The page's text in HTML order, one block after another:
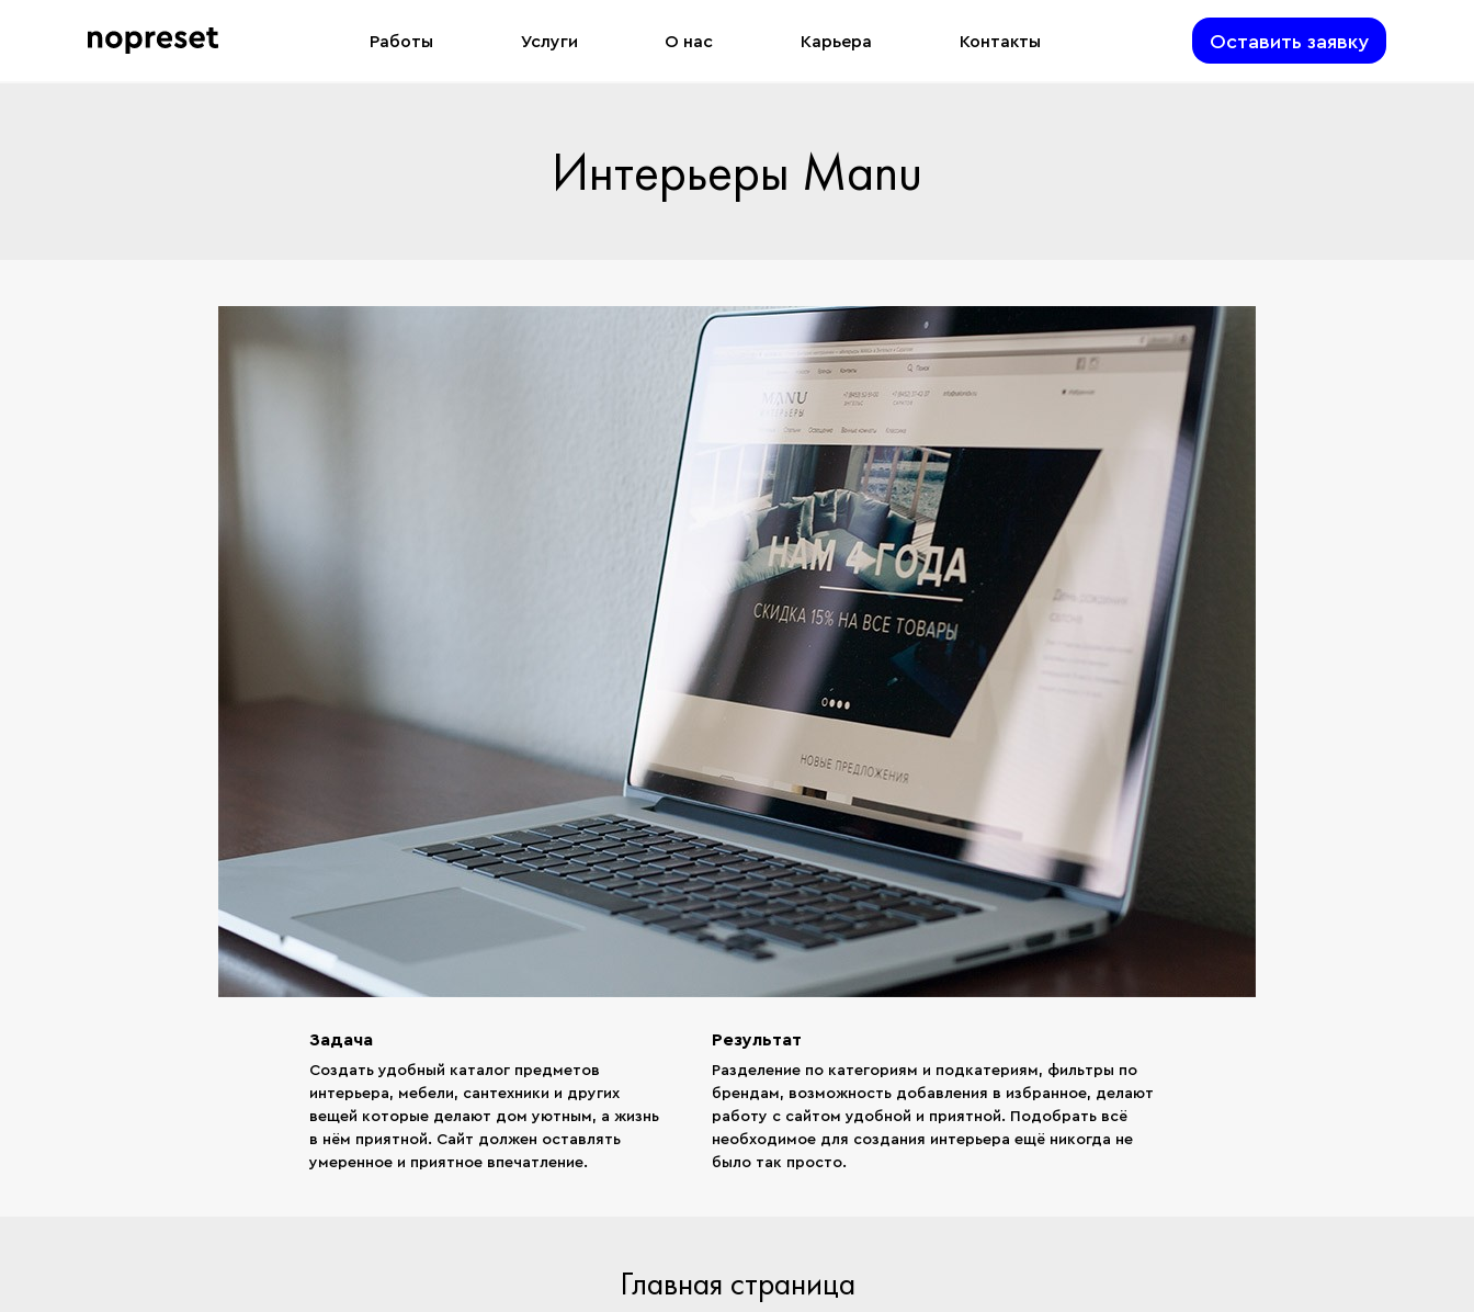
Работы Услуги О нас Карьера Контакты Оставить заявку
Интерьеры Manu
Задача
Создать удобный каталог предметов
интерьера, мебели, сантехники и других
вещей которые делают дом уютным, а жизнь
в нём приятной. Сайт должен оставлять
умеренное и приятное впечатление.
Результат
Разделение по категориям и подкатериям, фильтры по
брендам, возможность добавления в избранное, делают
работу с сайтом удобной и приятной. Подобрать всё
необходимое для создания интерьера ещё никогда не
было так просто.
Главная страница